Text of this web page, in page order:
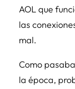
AOL que
las
mal.
Como
la época,